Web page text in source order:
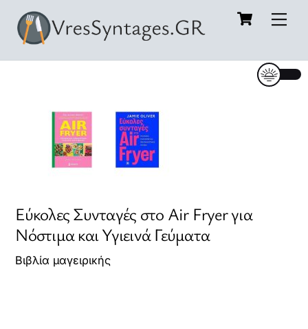
Skip
Cart
Εύκολες Συνταγές στο Air Fryer για
Νόστιμα και Υγιεινά Γεύματα
Βιβλία μαγειρικής